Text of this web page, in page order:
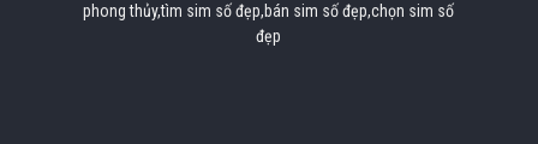
phong thủy,tìm sim số đẹp,bán sim số đẹp,chọn sim số
đẹp